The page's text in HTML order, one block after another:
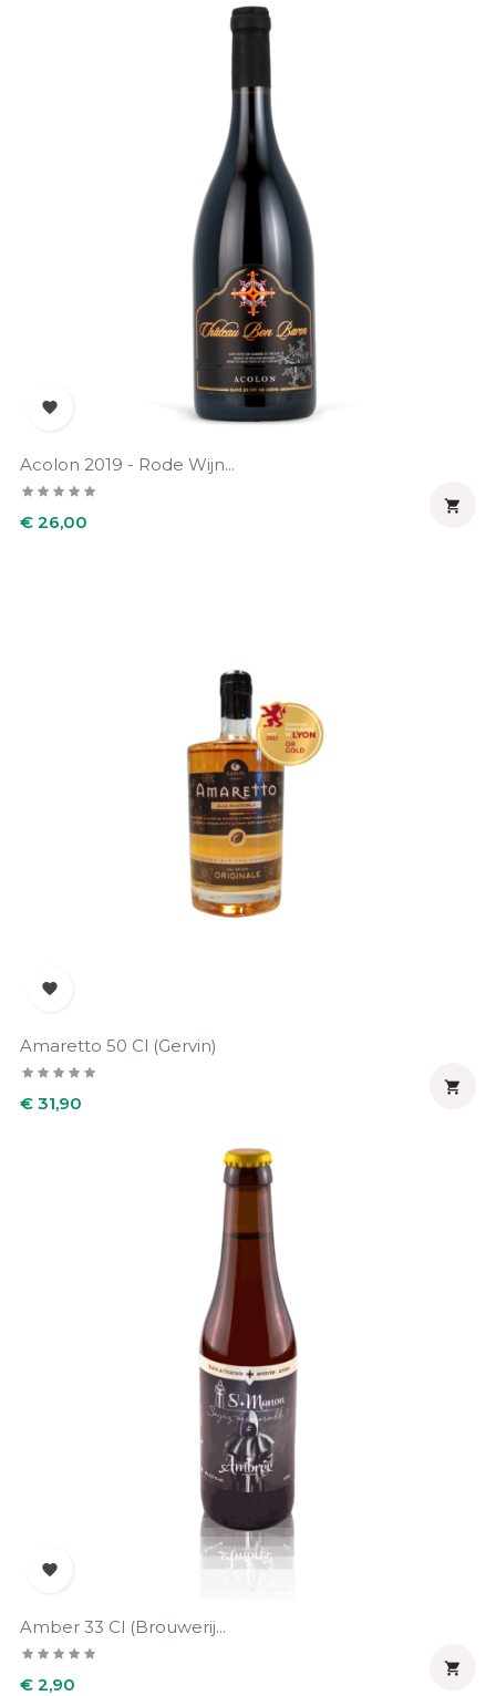

Acolon 2019 - Rode Wijn...
Prijs
€ 26,00


Amaretto 50 Cl (Gervin)
Prijs
€ 31,90


Amber 33 Cl (Brouwerij...
Prijs
€ 2,90
